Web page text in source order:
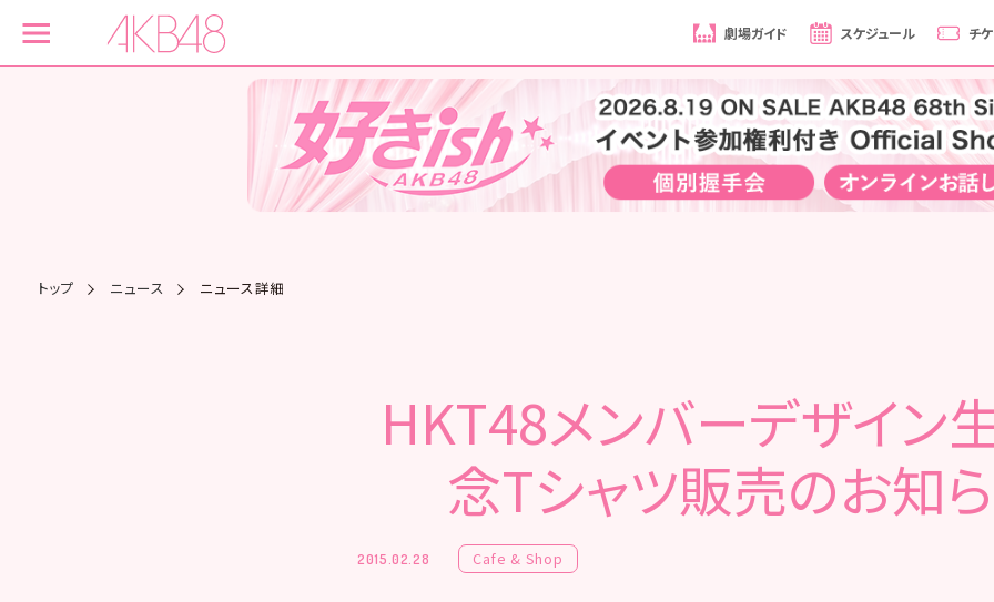
劇場ガイド スケジュール チ
トップ ニュース ニュース詳細
HKT48メンバーデザイン
念Tシャツ販売のお知
2015.02.28 Cafe & Shop